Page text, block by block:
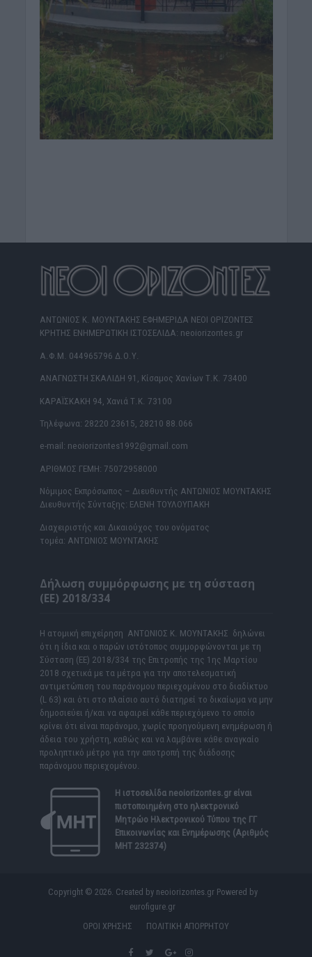
ΑΝΤΩΝΙΟΣ Κ. ΜΟΥΝΤΑΚΗΣ ΕΦΗΜΕΡΙΔΑ ΝΕΟΙ ΟΡΙΖΟΝΤΕΣ
ΚΡΗΤΗΣ ΕΝΗΜΕΡΩΤΙΚΗ ΙΣΤΟΣΕΛΙΔΑ: neoiorizontes.gr
Α.Φ.Μ. 044965796 Δ.Ο.Υ.
ΑΝΑΓΝΩΣΤΗ ΣΚΑΛΙΔΗ 91, Κίσαμος Χανίων Τ.Κ. 73400
ΚΑΡΑΪΣΚΑΚΗ 94, Χανιά Τ.Κ. 73100
Τηλέφωνα: 28220 23615, 28210 88.066
e-mail: neoiorizontes1992@gmail.com
ΑΡΙΘΜΟΣ ΓΕΜΗ: 75072958000
Νόμιμος Εκπρόσωπος – Διευθυντής ΑΝΤΩΝΙΟΣ ΜΟΥΝΤΑΚΗΣ
Διευθυντής Σύνταξης: ΕΛΕΝΗ ΤΟΥΛΟΥΠΑΚΗ
Διαχειριστής και Δικαιούχος του ονόματος
τομέα: ΑΝΤΩΝΙΟΣ ΜΟΥΝΤΑΚΗΣ
Δήλωση συμμόρφωσης με τη σύσταση
(ΕΕ) 2018/334
Η ατομική επιχείρηση ΑΝΤΩΝΙΟΣ Κ. ΜΟΥΝΤΑΚΗΣ δηλώνει
ότι η ίδια και ο παρών ιστότοπος συμμορφώνονται με τη
Σύσταση (ΕΕ) 2018/334 της Επιτροπής της 1ης Μαρτίου
2018 σχετικά με τα μέτρα για την αποτελεσματική
αντιμετώπιση του παράνομου περιεχομένου στο διαδίκτυο
(L 63) και ότι στο πλαίσιο αυτό διατηρεί το δικαίωμα να μην
δημοσιεύει ή/και να αφαιρεί κάθε περιεχόμενο το οποίο
κρίνει ότι είναι παράνομο, χωρίς προηγούμενη ενημέρωση ή
άδεια του χρήστη, καθώς και να λαμβάνει κάθε αναγκαίο
προληπτικό μέτρο για την αποτροπή της διάδοσης
παράνομου περιεχομένου.
Η ιστοσελίδα neoiorizontes.grείναι
πιστοποιημένη στο ηλεκτρονικό
Μητρώο Ηλεκτρονικού Τύπου της ΓΓ
Επικοινωνίας και Ενημέρωσης (Αριθμός
ΜΗΤ 232374)
Copyright © 2026. Created by neoiorizontes.gr Powered by
eurofigure.gr
ΟΡΟΙ ΧΡΗΣΗΣ
ΠΟΛΙΤΙΚΗ ΑΠΟΡΡΗΤΟΥ